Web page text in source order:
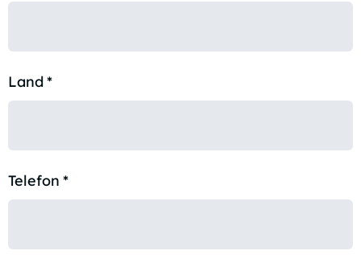
Land*
Telefon *